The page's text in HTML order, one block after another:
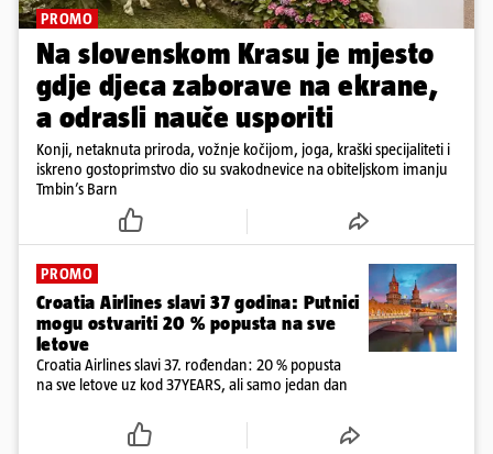
PROMO
Na slovenskom Krasu je mjesto
gdje djeca zaborave na ekrane,
a odrasli nauče usporiti
Konji, netaknuta priroda, vožnje kočijom, joga, kraški specijaliteti i
iskreno gostoprimstvo dio su svakodnevice na obiteljskom imanju
Tmbin’s Barn
PROMO
Croatia Airlines slavi 37 godina: Putnici
mogu ostvariti 20 % popusta na sve
letove
Croatia Airlines slavi 37. rođendan: 20 % popusta
na sve letove uz kod 37YEARS, ali samo jedan dan